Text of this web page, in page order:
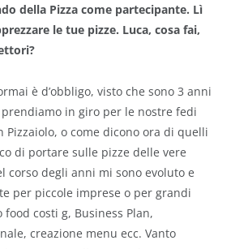
della Pizza come partecipante. Lì
le tue pizze. Luca, cosa fai,
è d’obbligo, visto che sono 3 anni
in giro per le nostre fedi
Pizzaiolo, o come dicono ora di quelli
di portare sulle pizze delle vere
corso degli anni mi sono evoluto e
per piccole imprese o per grandi
costi g, Business Plan,
creazione menu ecc. Vanto